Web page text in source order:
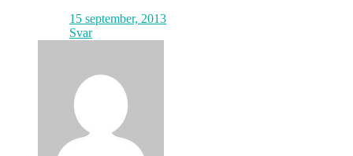
15 september, 2013
Svar